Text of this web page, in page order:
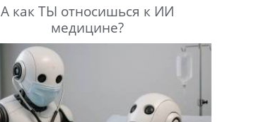
А как ТЫ относишься к ИИ
медицине?